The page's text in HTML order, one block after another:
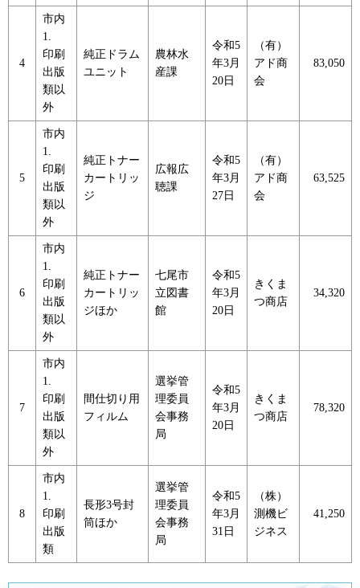
4
市内
1.
印刷
出版
類以
外
純正ドラム
ユニット
農林水
産課
令和5
年3月
20日
（有）
アド商
会
83,050
5
市内
1.
印刷
出版
類以
外
純正トナー
カートリッ
ジ
広報広
聴課
令和5
年3月
27日
（有）
アド商
会
63,525
6
市内
1.
印刷
出版
類以
外
純正トナー
カートリッ
ジほか
七尾市
立図書
館
令和5
年3月
20日
きくま
つ商店
34,320
7
市内
1.
印刷
出版
類以
外
間仕切り用
フィルム
選挙管
理委員
会事務
局
令和5
年3月
20日
きくま
つ商店
78,320
8
市内
1.
印刷
出版
類
長形3号封
筒ほか
選挙管
理委員
会事務
局
令和5
年3月
31日
（株）
測機ビ
ジネス
41,250